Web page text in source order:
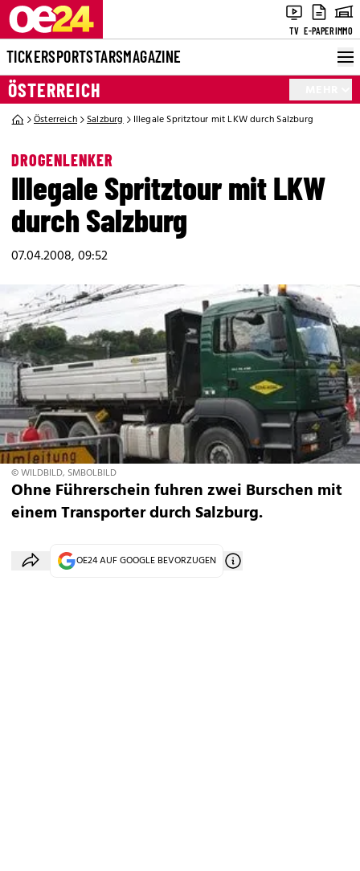
TV E-PAPERIMMO
TICKERSPORTSTARSMAGAZINE
ÖSTERREICH
Österreich Salzburg Illegale Spritztour mit LKW durch Salzburg
DROGENLENKER
Illegale Spritztour mit LKW
durch Salzburg
07.04.2008, 09:52
© WILDBILD, SMBOLBILD
Ohne Führerschein fuhren zwei Burschen mit
einem Transporter durch Salzburg.
OE24 AUF GOOGLE BEVORZUGEN